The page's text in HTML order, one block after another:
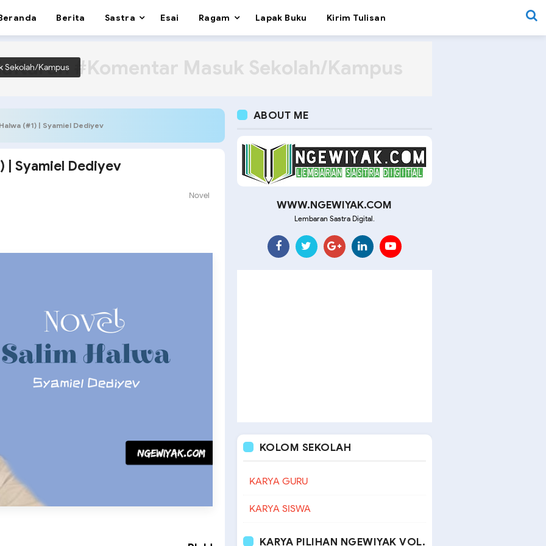
Berita Sastra Esai Ragam Lapak Buku Kirim Tulisan
Sekolah/Kampus #Komentar Masuk Sekolah/Kampus
(#1) | Syamiel Dediyev
| Syamiel Dediyev
Novel
ABOUT ME
WWW.NGEWIYAK.COM
Lembaran Sastra Digital.
KOLOM SEKOLAH
KARYA GURU
KARYA SISWA
KARYA PILIHAN NGEWIYAK VOL.